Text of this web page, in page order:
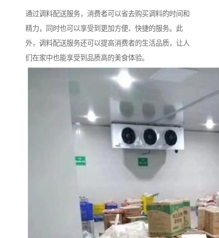
通过调料配送服务，消费者可以省去购买调料的时间和
精力，同时也可以享受到更加方便、快捷的服务。此
外，调料配送服务还可以提高消费者的生活品质，让人
们在家中也能享受到品质高的美食体验。